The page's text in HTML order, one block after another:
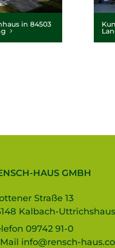
in 84503
HAUS GMBH
Straße 13
Kalbach-
09742 91-0
info@rensch-